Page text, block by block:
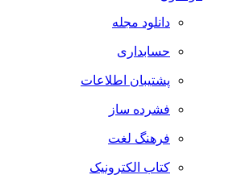
دانلود مجله
حسابداری
پشتیبان اطلاعات
فشرده ساز
فرهنگ لغت
کتاب الکترونیک